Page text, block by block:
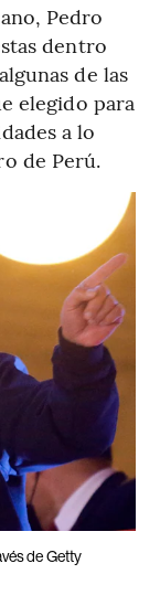
Pedro
dentro
de las
elegido para
a lo
de Perú.
de Getty